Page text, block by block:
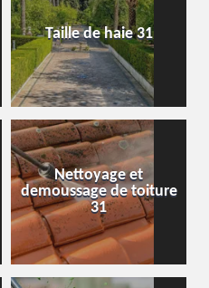
Taille de haie 31
Nettoyage et
demoussage de toiture
31